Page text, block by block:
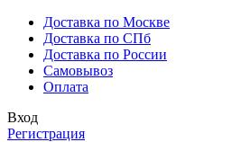
Доставка по Москве
Доставка по СПб
Доставка по России
Самовывоз
Оплата
Вход
Регистрация